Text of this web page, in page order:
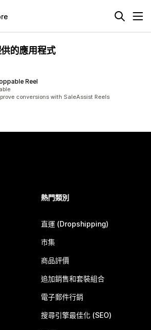
的應用程式
Reel
conversions with SaleAssist Reels
熱門類別
直運 (Dropshipping)
市集
商品評價
追加銷售和套裝組合
電子郵件行銷
搜尋引擎最佳化 (SEO)